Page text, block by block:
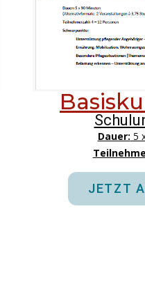
Dauer: 5
JETZT